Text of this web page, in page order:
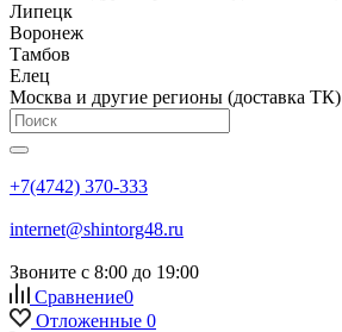
Липецк
Воронеж
Тамбов
Елец
Москва и другие регионы (доставка ТК)
+7(4742) 370-333
internet@shintorg48.ru
Звоните с 8:00 до 19:00
Сравнение0
Отложенные 0